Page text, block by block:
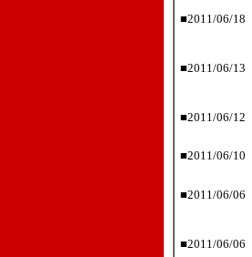
■2011/06/18
■2011/06/13
■2011/06/12
■2011/06/10
■2011/06/06
■2011/06/06